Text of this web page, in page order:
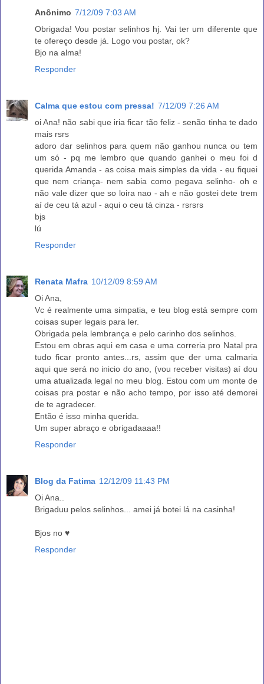
Anônimo 7/12/09 7:03 AM
Obrigada! Vou postar selinhos hj. Vai ter um diferente que
te ofereço desde já. Logo vou postar, ok?
Bjo na alma!
Responder
Calma que estou com pressa! 7/12/09 7:26 AM
oi Ana! não sabi que iria ficar tão feliz - senão tinha te dado
mais rsrs
adoro dar selinhos para quem não ganhou nunca ou tem
um só - pq me lembro que quando ganhei o meu foi d
querida Amanda - as coisa mais simples da vida - eu fiquei
que nem criança- nem sabia como pegava selinho- oh e
não vale dizer que so loira nao - ah e não gostei dete trem
aí de ceu tá azul - aqui o ceu tá cinza - rsrsrs
bjs
lú
Responder
Renata Mafra 10/12/09 8:59 AM
Oi Ana,
Vc é realmente uma simpatia, e teu blog está sempre com
coisas super legais para ler.
Obrigada pela lembrança e pelo carinho dos selinhos.
Estou em obras aqui em casa e uma correria pro Natal pra
tudo ficar pronto antes...rs, assim que der uma calmaria
aqui que será no inicio do ano, (vou receber visitas) aí dou
uma atualizada legal no meu blog. Estou com um monte de
coisas pra postar e não acho tempo, por isso até demorei
de te agradecer.
Então é isso minha querida.
Um super abraço e obrigadaaaa!!
Responder
Blog da Fatima 12/12/09 11:43 PM
Oi Ana..
Brigaduu pelos selinhos... amei já botei lá na casinha!
Bjos no ♥
Responder